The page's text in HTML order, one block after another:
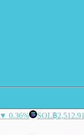
▼ 0.36% SOL฿2,512.91